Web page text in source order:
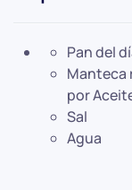
Pan del
Manteca
por
Sal
Agua